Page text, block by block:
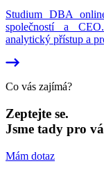
Studium DBA
společností a
analytický přístup a
Co vás zajímá?
Zeptejte se.
Jsme tady pro
Mám dotaz